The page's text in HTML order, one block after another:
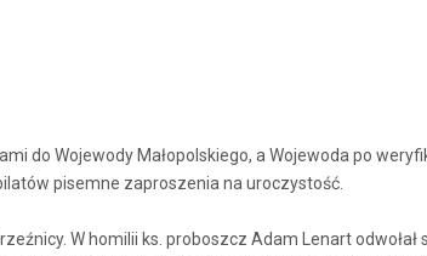
do Wojewody Małopolskiego, a Wojewoda po
pisemne zaproszenia na uroczystość.
W homilii ks. proboszcz Adam Lenart odwołał